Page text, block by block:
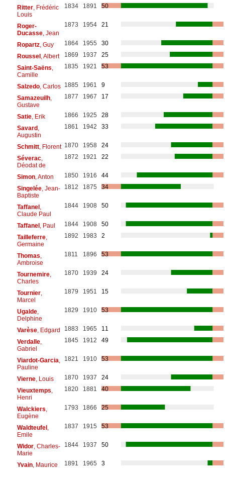
Ritter, Frédéric
Louis
1834 1891 50
Roger-
Ducasse, Jean
1873 1954 21
Ropartz, Guy 1864 1955
30
Roussel, Albert 1869 1937
25
Saint-Saëns
Camille
1835 1921 53
Salzedo, Carlos 1885 1961
9
Samazeuilh,
Gustave
1877 1967 17
Satie, Erik 1866 1925
28
Savard,
Augustin
1861 1942 33
Schmitt, Florent 1870 1958
24
Séverac,
Déodat de
1872 1921 22
Simon, Anton 1850 1916
44
Singelée, Jean-
Baptiste
1812 1875 34
Taffanel,
Claude Paul
1844 1908 50
Taffanel, Paul 1844 1908
50
Tailleferre,
Germaine
1892 1983 2
Thomas
Ambroise
1811 1896 53
Tournemire,
Charles
1870 1939 24
Tournier,
Marcel
1879 1951 15
Ugalde,
Delphine
1829 1910 53
Varèse, Edgard 1883 1965
11
Verdalle,
Gabriel
1845 1912 49
Viardot-Garcia
Pauline
1821 1910 53
Vierne, Louis 1870 1937
24
Vieuxtemps
Henri
1820 1881 40
Walckiers
Eugène
1793 1866 25
Waldteufel,
Emile
1837 1915 53
Widor, Charles-
Marie
1844 1937 50
Yvain, Maurice 1891 1965 3